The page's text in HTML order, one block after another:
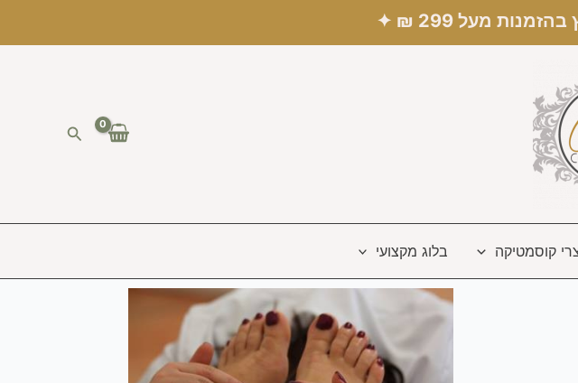
מעל 299 ₪ ✦
חיפוש
קוסמטיקה בלוג מקצועי